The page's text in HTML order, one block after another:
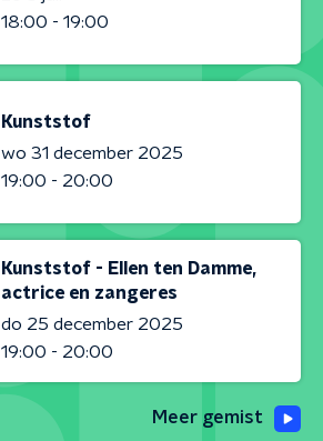
18:00 - 19:00
Kunststof
wo 31 december 2025
19:00 - 20:00
Kunststof - Ellen ten Damme,
actrice en zangeres
do 25 december 2025
19:00 - 20:00
Meer gemist